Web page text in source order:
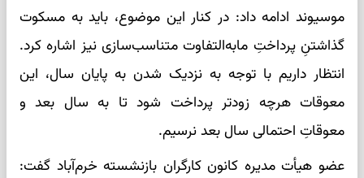
موسیوند ادامه داد: در کنار این موضوع، باید به مسکوت
گذاشتنِ پرداختِ مابه‌التفاوت متناسب‌سازی نیز اشاره کرد.
انتظار داریم با توجه به نزدیک شدن به پایان سال، این
معوقات هرچه زودتر پرداخت شود تا به سال بعد و
معوقاتِ احتمالی سال بعد نرسیم.
عضو هیأت مدیره کانون کارگران بازنشسته خرم‌آباد گفت: